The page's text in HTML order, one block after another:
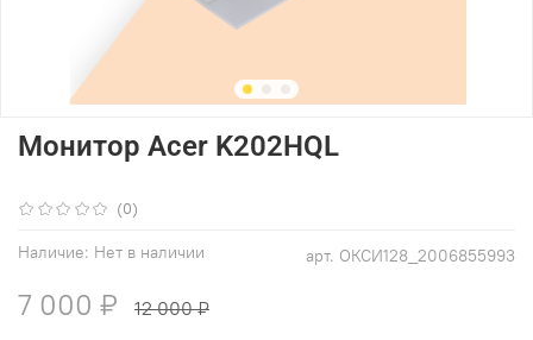
(0)
арт. ОКСИ128_2006855993
Наличие: Нет в наличии
Монитор Acer K202HQL
7 000 ₽ 12 000 ₽